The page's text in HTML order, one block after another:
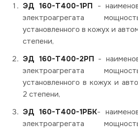
ЭД 160-Т400-1РП -
электроагрегата
установленного в кожух и
степени,
ЭД 160-Т400-2РП -
электроагрегата
установленного в кожух и
2 степени,
ЭД 160-Т400-1РБК-
электроагрегата